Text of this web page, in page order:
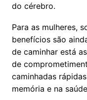
do cérebro.
Para as mulheres,
benefícios são
de caminhar está
de
caminhadas
memória e na